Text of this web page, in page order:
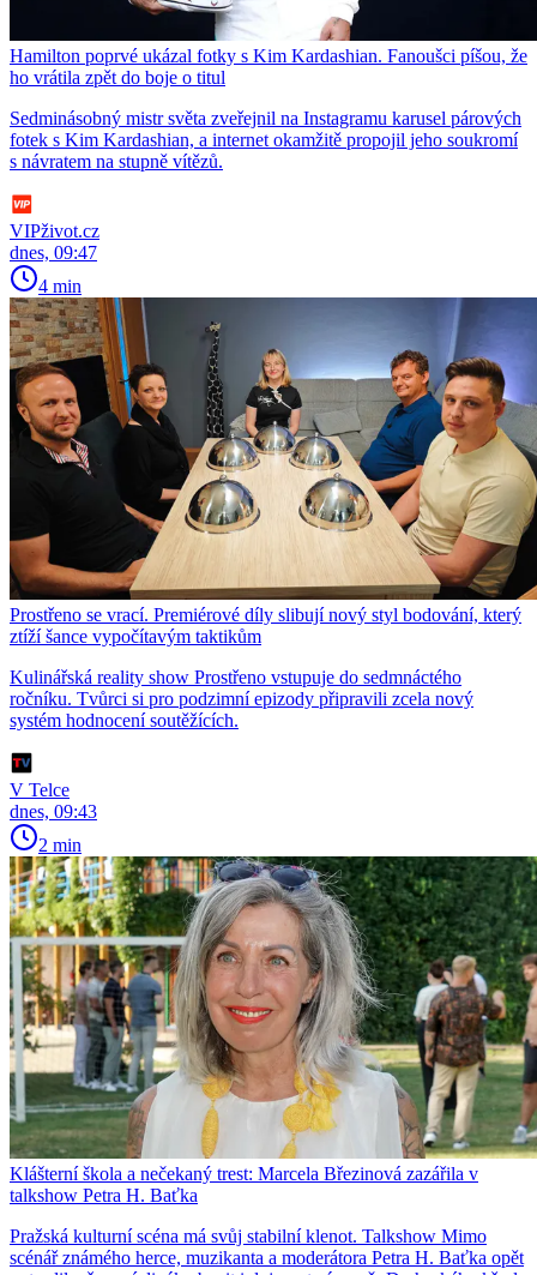
Hamilton poprvé ukázal fotky s Kim Kardashian. Fanoušci píšou, že
ho vrátila zpět do boje o titul
Sedminásobný mistr světa zveřejnil na Instagramu karusel párových
fotek s Kim Kardashian, a internet okamžitě propojil jeho soukromí
s návratem na stupně vítězů.
VIPživot.cz
dnes, 09:47
4 min
Prostřeno se vrací. Premiérové díly slibují nový styl bodování, který
ztíží šance vypočítavým taktikům
Kulinářská reality show Prostřeno vstupuje do sedmnáctého
ročníku. Tvůrci si pro podzimní epizody připravili zcela nový
systém hodnocení soutěžících.
V Telce
dnes, 09:43
2 min
Klášterní škola a nečekaný trest: Marcela Březinová zazářila v
talkshow Petra H. Baťka
Pražská kulturní scéna má svůj stabilní klenot. Talkshow Mimo
scénář známého herce, muzikanta a moderátora Petra H. Baťka opět